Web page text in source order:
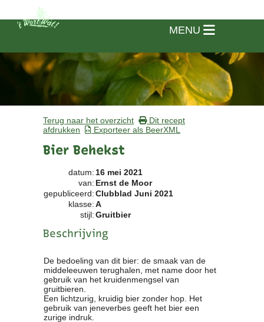
Terug naar het overzicht
Dit recept
afdrukken
Exporteer als BeerXML
Bier Behekst
datum: 16 mei 2021
van: Ernst de Moor
gepubliceerd:Clubblad Juni 2021
klasse:A
stijl:Gruitbier
Beschrijving
De bedoeling van dit bier: de smaak van de
middeleeuwen terughalen, met name door het
gebruik van het kruidenmengsel van
gruitbieren.
Een lichtzurig, kruidig bier zonder hop. Het
gebruik van jeneverbes geeft het bier een
zurige indruk.
MENU
Vereniging
Clubkalender
Informatie
Bestuur
- Historie